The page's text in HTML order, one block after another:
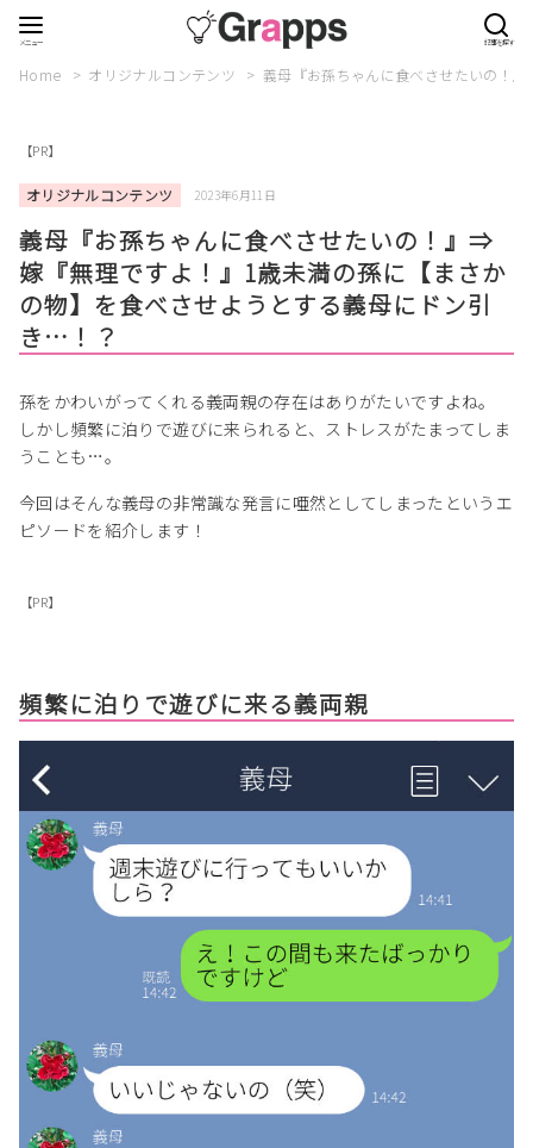
Home オリジナルコンテンツ 義母『お孫ちゃんに食べさせたいの！
【PR】
オリジナルコンテンツ 2023年6月11日
義母『お孫ちゃんに食べさせたいの！』⇒
嫁『無理ですよ！』1歳未満の孫に【まさか
の物】を食べさせようとする義母にドン引
き…！？
孫をかわいがってくれる義両親の存在はありがたいですよね。
しかし頻繁に泊りで遊びに来られると、ストレスがたまってしま
うことも…。
今回はそんな義母の非常識な発言に唖然としてしまったというエ
ピソードを紹介します！
【PR】
頻繁に泊りで遊びに来る義両親